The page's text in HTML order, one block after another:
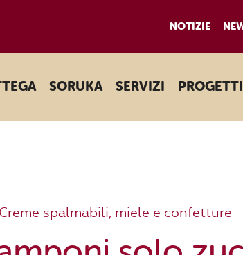
NOTIZIE
SORUKA SERVIZI PROGETTI
Creme spalmabili, miele e confetture